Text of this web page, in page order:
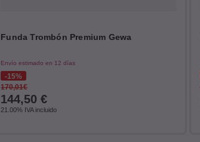
Funda Trombón Premium Gewa
Envío estimado en 12 días
15%
170,01€
144,50 €
21.00% IVA incluido